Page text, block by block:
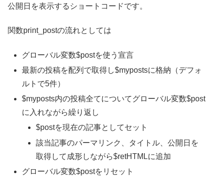
公開日を表示するショートコードです。
関数print_postの流れとしては
グローバル変数$postを使う宣言
最新の投稿を配列で取得し$mypostsに格納（デフォ
ルトで5件）
$myposts内の投稿全てについてグローバル変数$post
に入れながら繰り返し
$postを現在の記事としてセット
該当記事のパーマリンク、タイトル、公開日を
取得して成形しながら$retHTMLに追加
グローバル変数$postをリセット